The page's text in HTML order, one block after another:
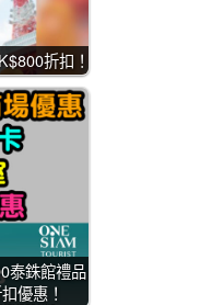
折扣！
泰銖館禮品
優惠！